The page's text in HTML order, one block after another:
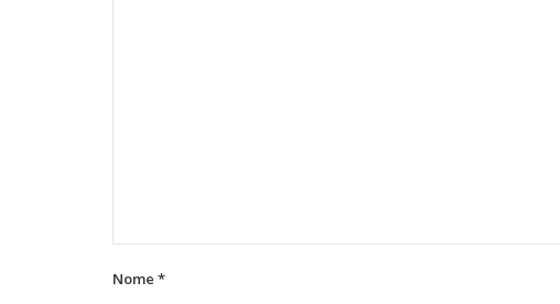
Nome *